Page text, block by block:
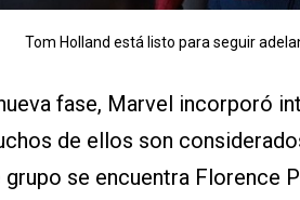
Tom Holland está listo para seguir
fase, Marvel incorporó
de ellos son
se encuentra Florence